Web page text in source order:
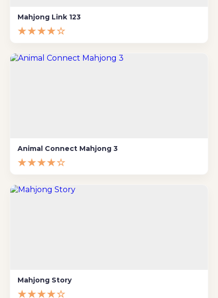
Mahjong Link 123
★★★★☆
Animal Connect Mahjong 3
★★★★☆
Mahjong Story
★★★★☆